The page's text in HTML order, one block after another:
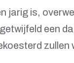
jarig is,
een
zullen